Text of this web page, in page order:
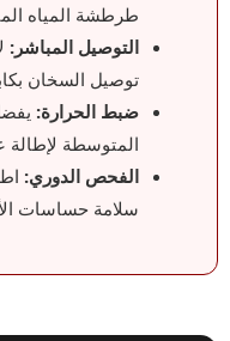
طرطشة المياه
التوصيل المباشر:
توصيل السخان بكابل
ضبط الحرارة:
المتوسطة لإطالة
الفحص الدوري:
سلامة حساسات